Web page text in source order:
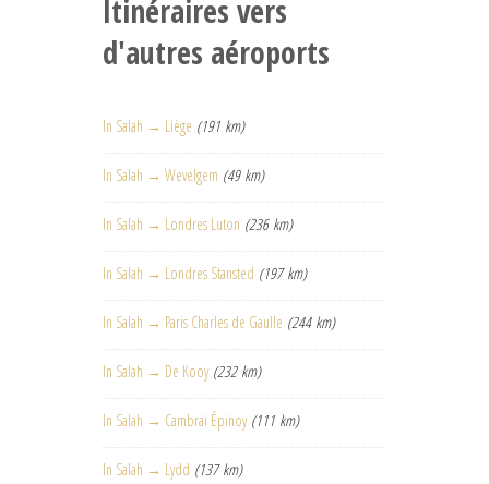
Itinéraires vers
d'autres aéroports
In Salah → Liège (191 km)
In Salah → Wevelgem (49 km)
In Salah → Londres Luton (236 km)
In Salah → Londres Stansted (197 km)
In Salah → Paris Charles de Gaulle (244 km)
In Salah → De Kooy (232 km)
In Salah → Cambrai Épinoy (111 km)
In Salah → Lydd (137 km)